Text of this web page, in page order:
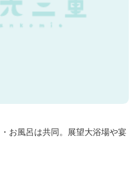
お風呂は共同。展望大浴場や宴